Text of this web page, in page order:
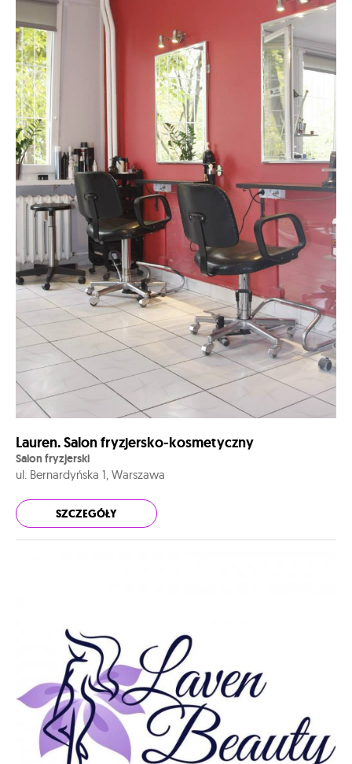
Lauren. Salon fryzjersko-kosmetyczny
Salon fryzjerski
ul. Bernardyńska 1, Warszawa
SZCZEGÓŁY